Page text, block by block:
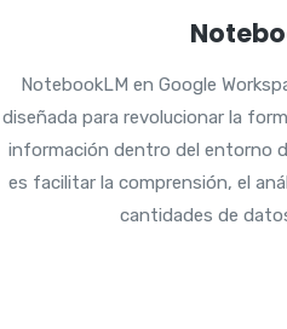
NotebookLM en Google
diseñada para revolucionar la
información dentro del entorno
es facilitar la comprensión, el
cantidades de